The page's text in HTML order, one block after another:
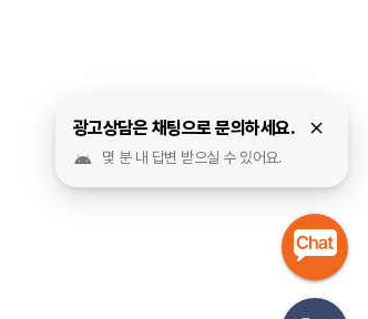
광고상담은 채팅으로 문의하세요.
몇 분 내 답변 받으실 수 있어요.